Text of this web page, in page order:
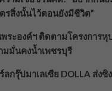
รสิ่งนั้นไว้ตอนยังมีชีวิต”
ระองค์ฯ ติดตามโครงการหุ
มมั่นคงน้ำเพชรบุรี
ลกรุ๊ปมาเลเซีย DOLLA ส่งซิ